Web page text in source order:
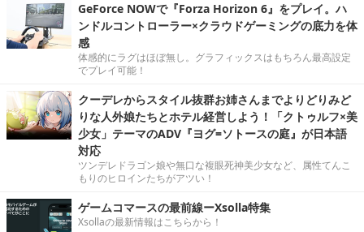
GeForce NOWで『Forza Horizon 6』をプレイ。ハ
ンドルコントローラー×クラウドゲーミングの底力を体
感
体感的にラグはほぼ無し。グラフィックスはもちろん最高設定
でプレイ可能！
クーデレからスタイル抜群お姉さんまでよりどりみど
りな人外娘たちとホテル経営しよう！「クトゥルフ×美
少女」テーマのADV『ヨグ=ソトースの庭』が日本語
対応
ツンデレドラゴン娘や無口な複眼死神美少女など、属性てんこ
もりのヒロインたちがアツい！
ゲームコマースの最前線ーXsolla特集
Xsollaの最新情報はこちらから！